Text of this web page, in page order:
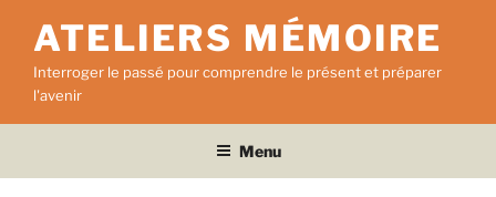
contenu
principal
ATELIERS MÉMOIRE
Interroger le passé pour comprendre le présent et préparer
l'avenir
Menu